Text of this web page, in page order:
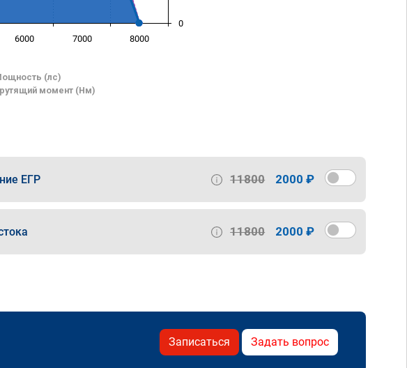
(лс)
момент (Нм)
6000 7000 8000
0
ЕГР 11800 2000 ₽
11800 2000 ₽
Записаться Задать вопрос